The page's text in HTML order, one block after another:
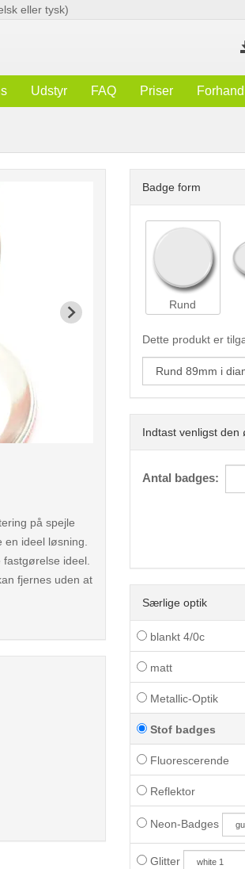
eller tysk)
Udstyr FAQ Priser
Badge form
Rund
Dette produkt er
Indtast venligst
Antal badges:
Særlige optik
blankt 4/0c
matt
Metallic-Optik
Stof badges
Fluorescerende
Reflektor
Neon-Badges
Glitter
< /picture>
på spejle
ideel løsning.
ideel.
fjernes uden at